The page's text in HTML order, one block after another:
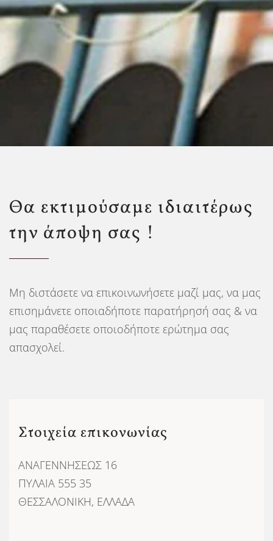
Θα εκτιμούσαμε ιδιαιτέρως
την άποψη σας !
Μη διστάσετε να επικοινωνήσετε μαζί μας, να μας
επισημάνετε οποιαδήποτε παρατήρησή σας & να
μας παραθέσετε οποιοδήποτε ερώτημα σας
απασχολεί.
Στοιχεία επικονωνίας
ΑΝΑΓΕΝΝΗΣΕΩΣ 16
ΠΥΛΑΙΑ 555 35
ΘΕΣΣΑΛΟΝΙΚΗ, ΕΛΛΑΔΑ